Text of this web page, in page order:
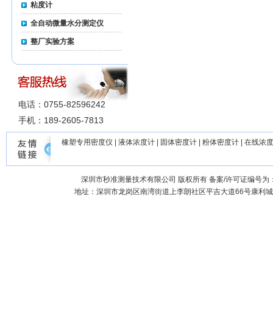
粘度计
全自动微量水分测定仪
整厂实验方案
电话：0755-82596242
手机：189-2605-7813
橡塑专用密度仪 液体浓度计 固体密度计 粉体密度计 在线浓
深圳市秒准测量技术有限公司 版权所有 备案/许可证编号为
地址：深圳市龙岗区南湾街道上李朗社区平吉大道66号康利